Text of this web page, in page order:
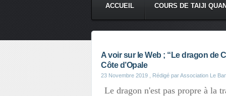
ACCUEIL COURS DE TAIJI
A voir sur le Web ; “Le dragon de
Côte d’Opale
23 Novembre 2019 , Rédigé par Association Le
Le dragon n'est pas propre à la